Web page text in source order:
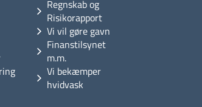
Regnskab og
Risikorapport
Vi vil gøre gavn
Finanstilsynet
m.m.
Vi bekæmper
hvidvask